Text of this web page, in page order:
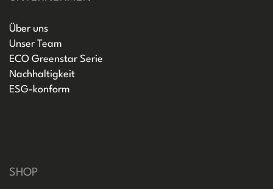
Über uns
Unser Team
ECO Greenstar Serie
Nachhaltigkeit
ESG-konform
SHOP